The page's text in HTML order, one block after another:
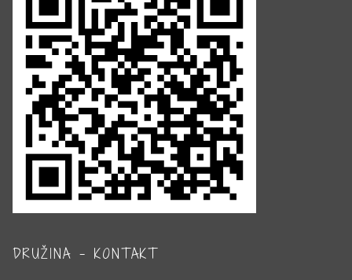
DRUŽINA – KONTAKT